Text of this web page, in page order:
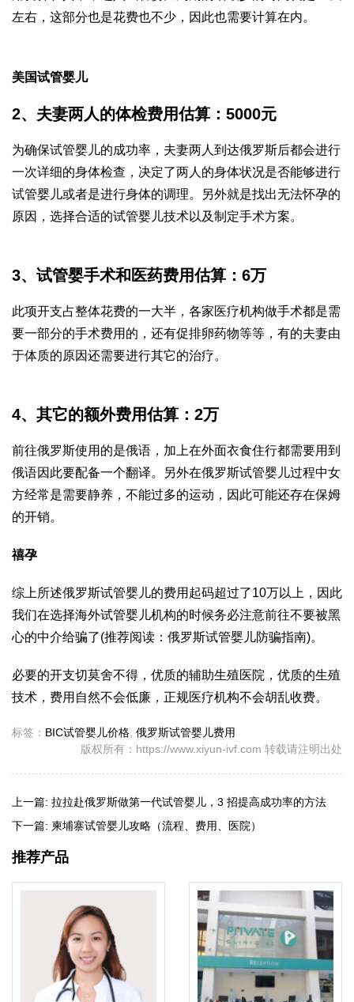
左右，这部分也是花费也不少，因此也需要计算在内。
美国试管婴儿
2、夫妻两人的体检费用估算：5000元
为确保试管婴儿的成功率，夫妻两人到达俄罗斯后都会进行
一次详细的身体检查，决定了两人的身体状况是否能够进行
试管婴儿或者是进行身体的调理。另外就是找出无法怀孕的
原因，选择合适的试管婴儿技术以及制定手术方案。
3、试管婴手术和医药费用估算：6万
此项开支占整体花费的一大半，各家医疗机构做手术都是需
要一部分的手术费用的，还有促排卵药物等等，有的夫妻由
于体质的原因还需要进行其它的治疗。
4、其它的额外费用估算：2万
前往俄罗斯使用的是俄语，加上在外面衣食住行都需要用到
俄语因此要配备一个翻译。另外在俄罗斯试管婴儿过程中女
方经常是需要静养，不能过多的运动，因此可能还存在保姆
的开销。
禧孕
综上所述俄罗斯试管婴儿的费用起码超过了10万以上，因此
我们在选择海外试管婴儿机构的时候务必注意前往不要被黑
心的中介给骗了(推荐阅读：俄罗斯试管婴儿防骗指南)。
必要的开支切莫舍不得，优质的辅助生殖医院，优质的生殖
技术，费用自然不会低廉，正规医疗机构不会胡乱收费。
标签： BIC试管婴儿价格 俄罗斯试管婴儿费用
版权所有：https://www.xiyun-ivf.com 转载请注明出处
上一篇: 拉拉赴俄罗斯做第一代试管婴儿，3 招提高成功率的方法
下一篇: 柬埔寨试管婴儿攻略（流程、费用、医院）
推荐产品